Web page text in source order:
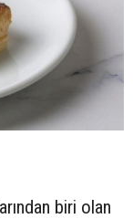
biri olan